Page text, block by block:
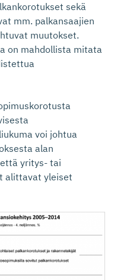
sekä
mm. palkansaajien
muutokset.
on mahdollista mitata
voi johtua
alan
yritys- tai
alittavat yleiset